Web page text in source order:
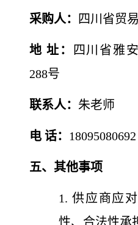
采购人： 四川省贸
地 址：
四川省雅
288号
联系人： 朱老师
电 话： 18095080692
五、其他事项
1. 供应商应
性、合法性承